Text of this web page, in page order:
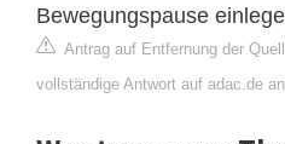
Bewegungspause
Antrag auf Entfernung der
vollständige Antwort auf adac.de an